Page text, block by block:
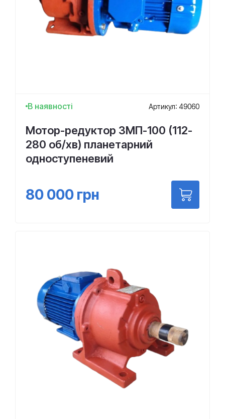
В наявності Артикул: 49060
Мотор-редуктор 3МП-100 (112-
280 об/хв) планетарний
одноступеневий
80 000 грн